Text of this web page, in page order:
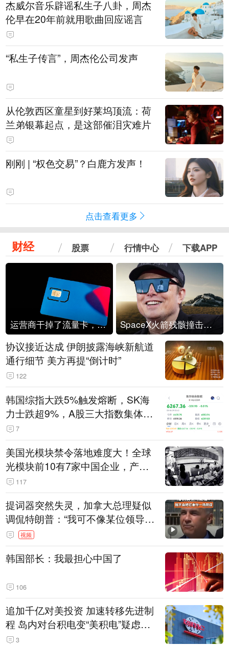
杰威尔音乐辟谣私生子八卦，周杰
伦早在20年前就用歌曲回应谣言
“私生子传言”，周杰伦公司发声
从伦敦西区童星到好莱坞顶流：荷
兰弟银幕起点，是这部催泪灾难片
刚刚 | “权色交易”？白鹿方发声！
点击查看更多
财经 股票 行情中心 下载APP
运营商干掉了流量卡，他们真的玩不起了 SpaceX火箭残骸撞击月球
协议接近达成 伊朗披露海峡新航道
通行细节 美方再提“倒计时”
122
韩国综指大跌5%触发熔断，SK海
力士跌超9%，A股三大指数集体低
开 7
美国光模块禁令落地难度大！全球
光模块前10有7家中国企业，产业
界人士：想“脱钩”并不容易
117
提词器突然失灵，加拿大总理疑似
调侃特朗普：“我可不像某位领导
人，把这当成一场阴谋”，全场哄笑
视频
韩国部长：我最担心中国了
106
追加千亿对美投资 加速转移先进制
程 岛内对台积电变“美积电”疑虑担
忧加剧
3